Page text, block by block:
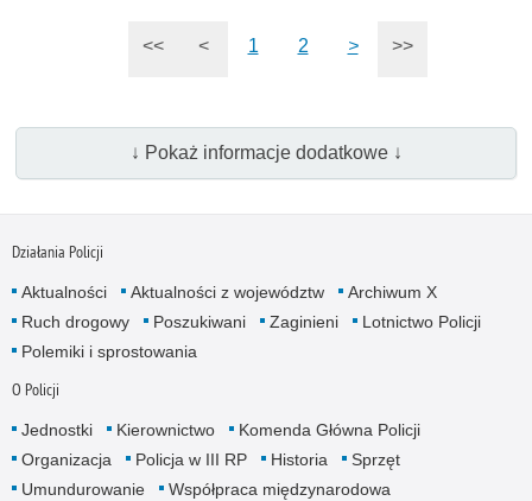
<< < 1 2 > >>
↓ Pokaż informacje dodatkowe ↓
Działania Policji
Aktualności Aktualności z województw
Archiwum X
Ruch drogowy
Poszukiwani Zaginieni
Lotnictwo Policji
Polemiki i sprostowania
O Policji
Jednostki Kierownictwo
Komenda Główna Policji
Organizacja
Policja w III RP Historia
Sprzęt
Umundurowanie
Współpraca międzynarodowa